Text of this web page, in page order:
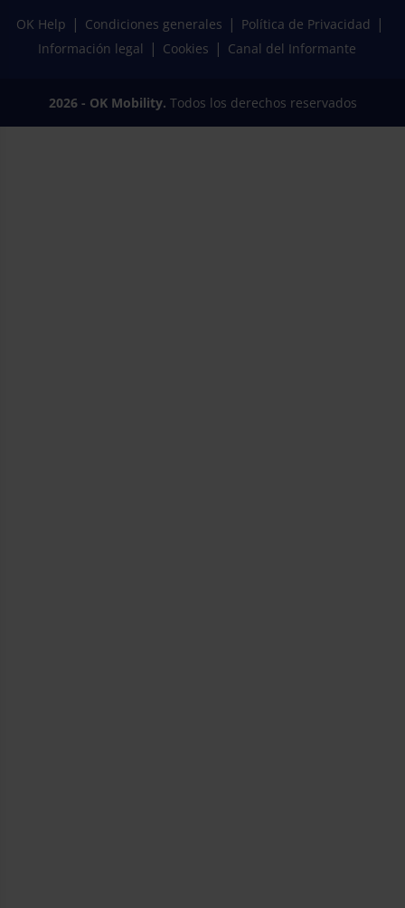
OK Help Condiciones generales
Política de Privacidad
Información legal
Cookies Canal del Informante
2026 - OK Mobility. Todos los derechos reservados